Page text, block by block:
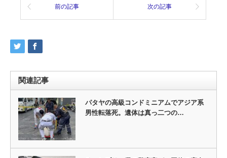
前の記事 次の記事
関連記事
パタヤの高級コンドミニアムでアジア系
男性転落死。遺体は真っ二つの…